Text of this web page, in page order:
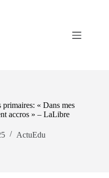
primaires: « Dans mes
accros » – LaLibre
ActuEdu